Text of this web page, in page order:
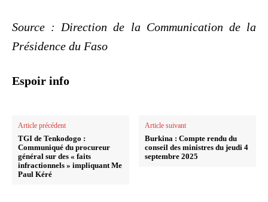
Source : Direction de la Communication de la
Présidence du Faso
Espoir info
Article précédent
TGI de Tenkodogo :
Communiqué du procureur
général sur des « faits
infractionnels » impliquant Me
Paul Kéré
Article suivant
Burkina : Compte rendu du
conseil des ministres du jeudi 4
septembre 2025